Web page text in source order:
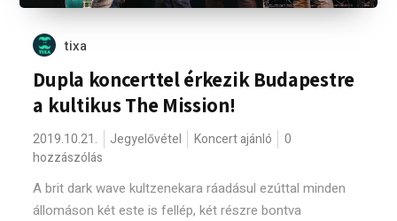
tixa
Dupla koncerttel érkezik Budapestre
a kultikus The Mission!
2019.10.21. Jegyelővétel Koncert ajánló
0
hozzászólás
A brit dark wave kultzenekara ráadásul ezúttal minden
állomáson két este is fellép, két részre bontva